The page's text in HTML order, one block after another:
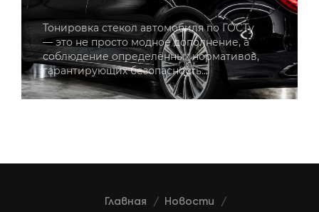
Тонировка стекол автомобиля по ГОСТу
— это не просто модное дополнение, а
соблюдение определённых нормативов,
гарантирующих безопасность…
Главная Новости